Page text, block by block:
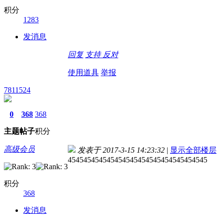
积分
1283
发消息
回复 支持 反对
使用道具 举报
7811524
0
主题
368
帖子
368
积分
高级会员
积分
368
发消息
发表于 2017-3-15 14:23:32 | 显示全部楼层
454545454545454545454545454545454545